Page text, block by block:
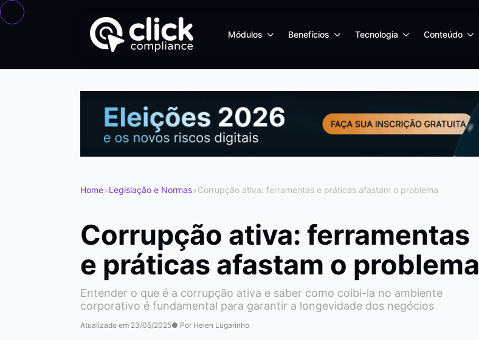
Módulos Benefícios Tecnologia Conteúdo
Home>Legislação e Normas>Corrupção ativa: ferramentas e práticas afastam o problema
Corrupção ativa: ferramentas
e práticas afastam o problema
Entender o que é a corrupção ativa e saber como coibi-la no ambiente
corporativo é fundamental para garantir a longevidade dos negócios
Atualizado em 23/05/2025● Por Helen Lugarinho